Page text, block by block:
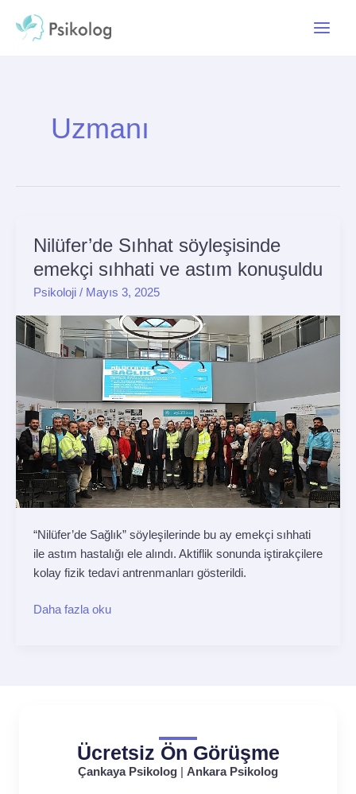
atla
Uzmanı
Nilüfer’de Sıhhat söyleşisinde
emekçi sıhhati ve astım konuşuldu
Psikoloji/ Mayıs 3, 2025
“Nilüfer’de Sağlık” söyleşilerinde bu ay emekçi sıhhati
ile astım hastalığı ele alındı. Aktiflik sonunda iştirakçilere
kolay fizik tedavi antrenmanları gösterildi.
Nilüfer’de
söyleşisinde
emekçi
sıhhati
ve
astım
Daha fazla oku
Ücretsiz Ön Görüşme
Çankaya Psikolog Ankara Psikolog